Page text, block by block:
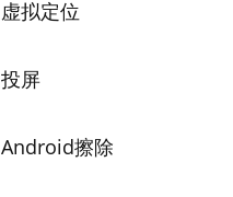
虚拟定位
投屏
Android擦除